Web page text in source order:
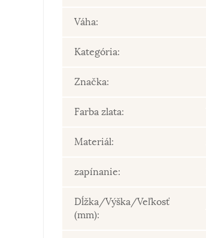
Váha:
Kategória:
Značka:
Farba zlata:
Materiál:
zapínanie:
Dĺžka/Výška/Veľkosť
(mm):